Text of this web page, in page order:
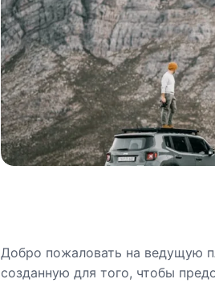
Добро пожаловать на ведущую
созданную для того, чтобы